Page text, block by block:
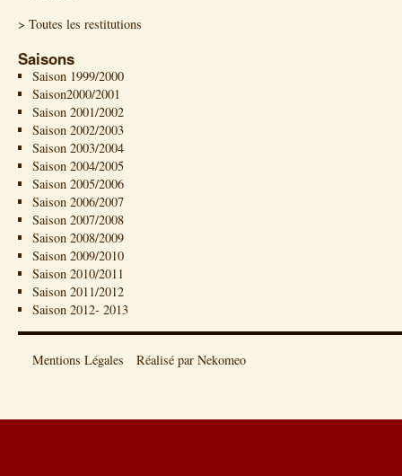
> Toutes les restitutions
Saisons
Saison 1999/2000
Saison2000/2001
Saison 2001/2002
Saison 2002/2003
Saison 2003/2004
Saison 2004/2005
Saison 2005/2006
Saison 2006/2007
Saison 2007/2008
Saison 2008/2009
Saison 2009/2010
Saison 2010/2011
Saison 2011/2012
Saison 2012- 2013
Mentions Légales Réalisé par Nekomeo